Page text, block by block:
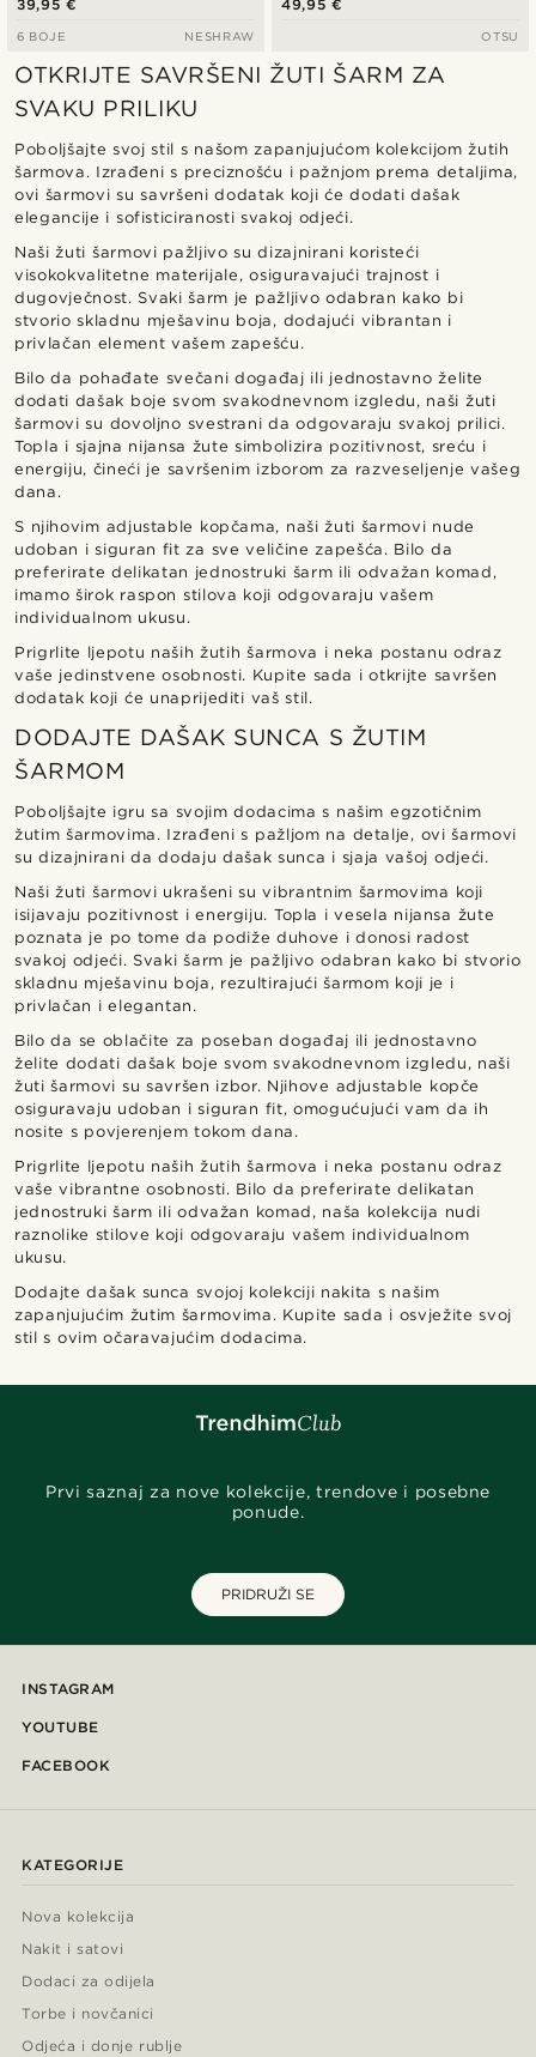
39,95 €
6 BOJE NESHRAW
49,95 €
OTSU
OTKRIJTE SAVRŠENI ŽUTI ŠARM ZA
SVAKU PRILIKU
Poboljšajte svoj stil s našom zapanjujućom kolekcijom žutih
šarmova. Izrađeni s preciznošću i pažnjom prema detaljima,
ovi šarmovi su savršeni dodatak koji će dodati dašak
elegancije i sofisticiranosti svakoj odjeći.
Naši žuti šarmovi pažljivo su dizajnirani koristeći
visokokvalitetne materijale, osiguravajući trajnost i
dugovječnost. Svaki šarm je pažljivo odabran kako bi
stvorio skladnu mješavinu boja, dodajući vibrantan i
privlačan element vašem zapešću.
Bilo da pohađate svečani događaj ili jednostavno želite
dodati dašak boje svom svakodnevnom izgledu, naši žuti
šarmovi su dovoljno svestrani da odgovaraju svakoj prilici.
Topla i sjajna nijansa žute simbolizira pozitivnost, sreću i
energiju, čineći je savršenim izborom za razveseljenje vašeg
dana.
S njihovim adjustable kopčama, naši žuti šarmovi nude
udoban i siguran fit za sve veličine zapešća. Bilo da
preferirate delikatan jednostruki šarm ili odvažan komad,
imamo širok raspon stilova koji odgovaraju vašem
individualnom ukusu.
Prigrlite ljepotu naših žutih šarmova i neka postanu odraz
vaše jedinstvene osobnosti. Kupite sada i otkrijte savršen
dodatak koji će unaprijediti vaš stil.
DODAJTE DAŠAK SUNCA S ŽUTIM
ŠARMOM
Poboljšajte igru sa svojim dodacima s našim egzotičnim
žutim šarmovima. Izrađeni s pažljom na detalje, ovi šarmovi
su dizajnirani da dodaju dašak sunca i sjaja vašoj odjeći.
Naši žuti šarmovi ukrašeni su vibrantnim šarmovima koji
isijavaju pozitivnost i energiju. Topla i vesela nijansa žute
poznata je po tome da podiže duhove i donosi radost
svakoj odjeći. Svaki šarm je pažljivo odabran kako bi stvorio
skladnu mješavinu boja, rezultirajući šarmom koji je i
privlačan i elegantan.
Bilo da se oblačite za poseban događaj ili jednostavno
želite dodati dašak boje svom svakodnevnom izgledu, naši
žuti šarmovi su savršen izbor. Njihove adjustable kopče
osiguravaju udoban i siguran fit, omogućujući vam da ih
nosite s povjerenjem tokom dana.
Prigrlite ljepotu naših žutih šarmova i neka postanu odraz
vaše vibrantne osobnosti. Bilo da preferirate delikatan
jednostruki šarm ili odvažan komad, naša kolekcija nudi
raznolike stilove koji odgovaraju vašem individualnom
ukusu.
Dodajte dašak sunca svojoj kolekciji nakita s našim
zapanjujućim žutim šarmovima. Kupite sada i osvježite svoj
stil s ovim očaravajućim dodacima.
Prvi saznaj za nove kolekcije, trendove i posebne
ponude.
PRIDRUŽI SE
INSTAGRAM
YOUTUBE
FACEBOOK
KATEGORIJE
Nova kolekcija
Nakit i satovi
Dodaci za odijela
Torbe i novčanici
Odjeća i donje rublje